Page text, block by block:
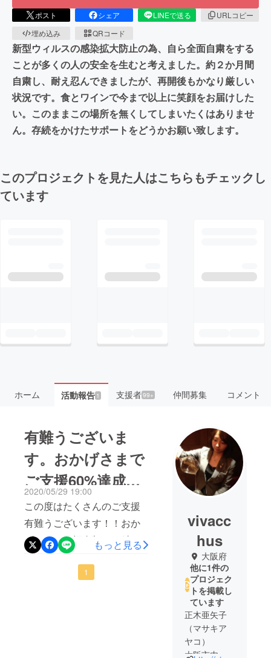
ポスト シェア LINEで送る
URLコピー
埋め込み
QRコード
新型ウィルスの感染拡大防止の為、自ら全面自粛をする
ことが多くの人の安全を生むと考えました。約２か月間
自粛し、耐え忍んできましたが、再開後もかなり厳しい
状況です。食とワインで今まで以上に笑顔をお届けした
い。このままこの場所を無くしてしまいたくはありませ
ん。存続をかけたサポートをどうかお願い致します。
このプロジェクトを見た人はこちらもチェックし
ています
ホーム 活動報告1 支援者99+ 仲間募集 コメント
有難うございま
す。おかげさまで
ご支援60%達成し
ました！！
2020/05/29 19:00
この度はたくさんのご支援
有難うございます！！おか
げさまで目標金額60％達成
いたしました。お店は約2か
月の自粛期間を終え、よう
もっと見る
1
vivacc
hus
大阪府
他に1件の
プロジェク
トを掲載し
ています
正木亜矢子
（マサキア
ヤコ）
大阪市内で